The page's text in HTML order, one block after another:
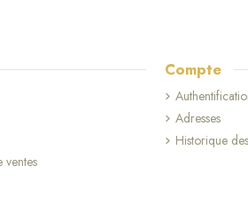
ventes
Compte
Adresses
Historique